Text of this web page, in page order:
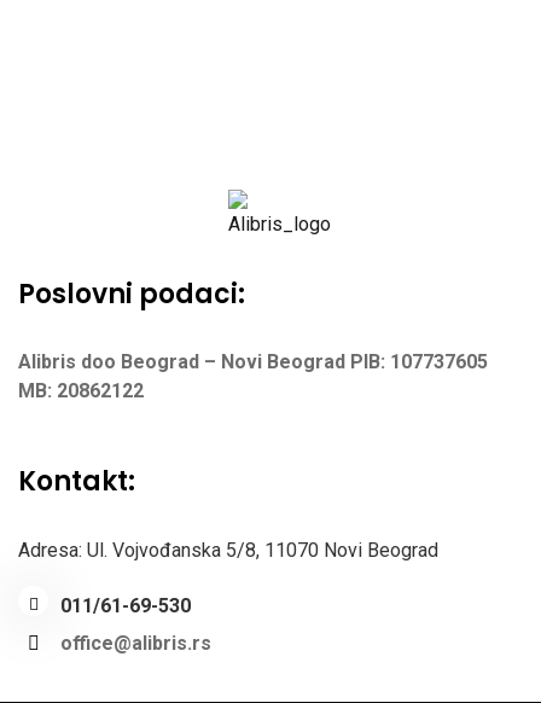
Poslovni podaci:
Alibris doo Beograd – Novi Beograd PIB: 107737605
MB: 20862122
Kontakt:
Adresa: Ul. Vojvođanska 5/8, 11070 Novi Beograd
011/61-69-530
office@alibris.rs